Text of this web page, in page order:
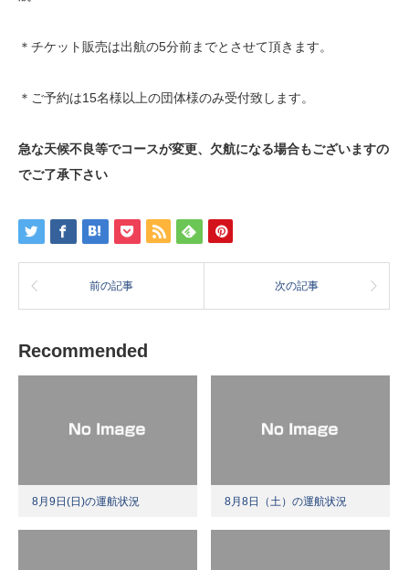
＊チケット販売は出航の5分前までとさせて頂きます。
＊ご予約は15名様以上の団体様のみ受付致します。
急な天候不良等でコースが変更、欠航になる場合もございますの
でご了承下さい
前の記事 次の記事
Recommended
8月9日(日)の運航状況 8月8日（土）の運航状況